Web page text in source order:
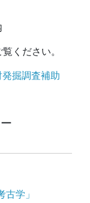
学」
ください。
掘調査補助